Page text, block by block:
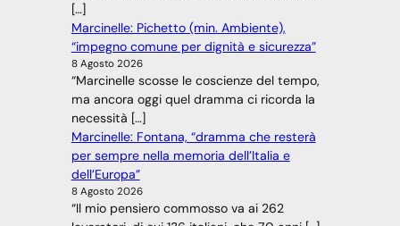
[…]
Marcinelle: Pichetto (min. Ambiente),
“impegno comune per dignità e sicurezza”
8 Agosto 2026
“Marcinelle scosse le coscienze del tempo,
ma ancora oggi quel dramma ci ricorda la
necessità […]
Marcinelle: Fontana, “dramma che resterà
per sempre nella memoria dell’Italia e
dell’Europa”
8 Agosto 2026
“Il mio pensiero commosso va ai 262